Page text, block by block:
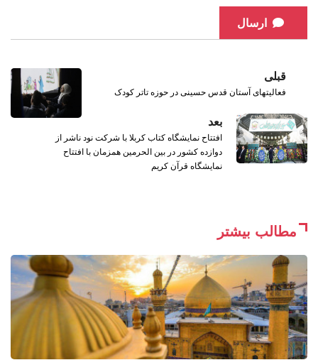
ارسال
قبلی
فعالیتهای آستان قدس حسینی در حوزه تاتر کودک
بعد
افتتاح نمايشگاه کتاب کربلا با شرکت نود ناشر از
دوازده کشور در بین الحرمین همزمان با افتتاح
نمایشگاه قرآن کریم
مطالب بیشتر